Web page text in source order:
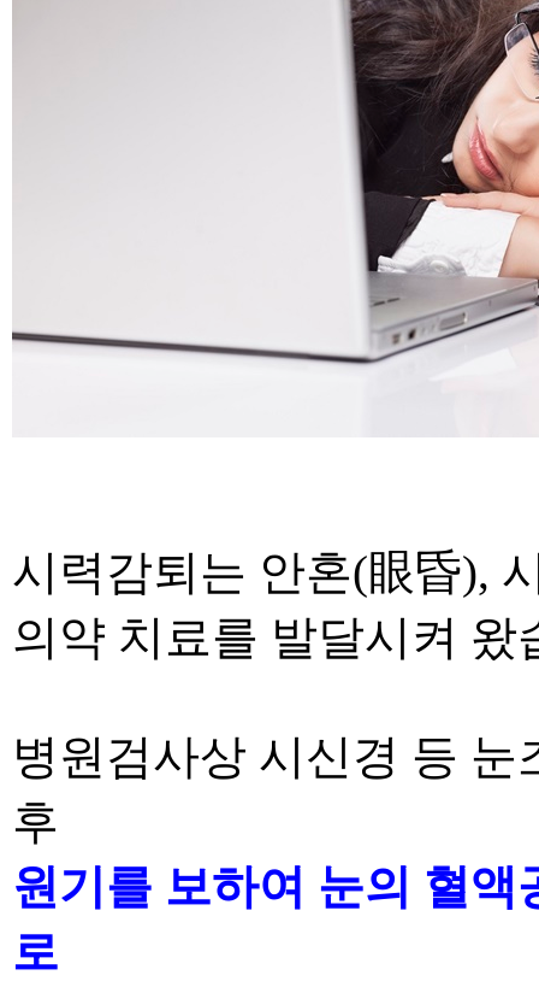
시력감퇴는 안혼(眼昏),
의약 치료를 발달시켜 왔
병원검사상 시신경 등
후
원기를 보하여 눈의 혈액
로